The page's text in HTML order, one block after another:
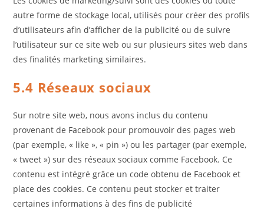
autre forme de stockage local, utilisés pour créer des profils
d’utilisateurs afin d’afficher de la publicité ou de suivre
l’utilisateur sur ce site web ou sur plusieurs sites web dans
des finalités marketing similaires.
5.4 Réseaux sociaux
Sur notre site web, nous avons inclus du contenu
provenant de Facebook pour promouvoir des pages web
(par exemple, « like », « pin ») ou les partager (par exemple,
« tweet ») sur des réseaux sociaux comme Facebook. Ce
contenu est intégré grâce un code obtenu de Facebook et
place des cookies. Ce contenu peut stocker et traiter
certaines informations à des fins de publicité